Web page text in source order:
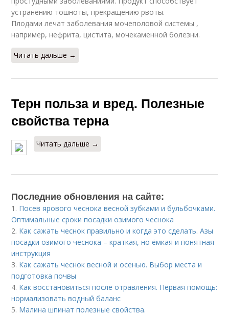
устранению тошноты, прекращению рвоты.
Плодами лечат заболевания мочеполовой системы ,
например, нефрита, цистита, мочекаменной болезни.
Читать дальше →
Терн польза и вред. Полезные
свойства терна
Читать дальше →
Последние обновления на сайте:
1. Посев ярового чеснока весной зубками и бульбочками.
Оптимальные сроки посадки озимого чеснока
2. Как сажать чеснок правильно и когда это сделать. Азы
посадки озимого чеснока – краткая, но ёмкая и понятная
инструкция
3. Как сажать чеснок весной и осенью. Выбор места и
подготовка почвы
4. Как восстановиться после отравления. Первая помощь:
нормализовать водный баланс
5. Малина шпинат полезные свойства.